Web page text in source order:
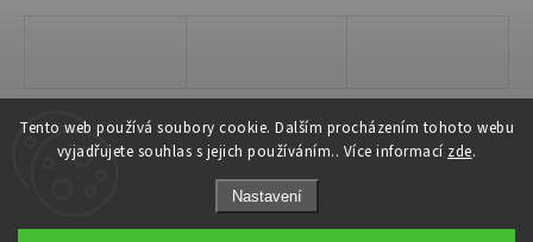
Tento web používá soubory cookie. Dalším procházením tohoto webu
vyjadřujete souhlas s jejich používáním.. Více informací zde.
Nastavení
Copyright 2026Joiky. Všechna práva vyhrazena.